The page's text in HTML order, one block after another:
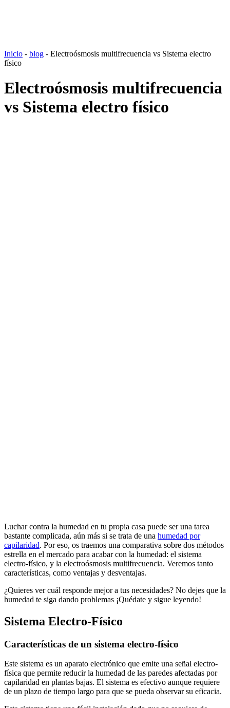
Inicio - blog - Electroósmosis multifrecuencia vs Sistema electro
físico
Electroósmosis multifrecuencia
vs Sistema electro físico
Luchar contra la humedad en tu propia casa puede ser una tarea
bastante complicada, aún más si se trata de una humedad por
capilaridad. Por eso, os traemos una comparativa sobre dos métodos
estrella en el mercado para acabar con la humedad: el sistema
electro-físico, y la electroósmosis multifrecuencia. Veremos tanto
características, como ventajas y desventajas.
¿Quieres ver cuál responde mejor a tus necesidades? No dejes que la
humedad te siga dando problemas ¡Quédate y sigue leyendo!
Sistema Electro-Físico
Características de un sistema electro-físico
Este sistema es un aparato electrónico que emite una señal electro-
física que permite reducir la humedad de las paredes afectadas por
capilaridad en plantas bajas. El sistema es efectivo aunque requiere
de un plazo de tiempo largo para que se pueda observar su eficacia.